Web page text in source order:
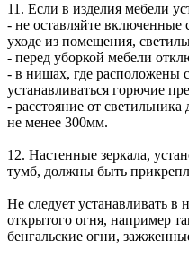
11. Если в изделия мебели
- не оставляйте включенные
уходе из помещения,
- перед уборкой мебели
- в нишах, где расположены
устанавливаться горючие
- расстояние от
не менее 300мм.
12. Настенные зеркала,
тумб, должны быть
Не следует устанавливать
открытого огня, например
бенгальские огни,